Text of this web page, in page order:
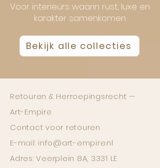
Voor interieurs waarin rust, luxe en
karakter samenkomen
Bekijk alle collecties
Retouren & Herroepingsrecht —
Art-Empire
Contact voor retouren
E-mail: info@art-empire.nl
Adres: Veerplein 8A, 3331 LE